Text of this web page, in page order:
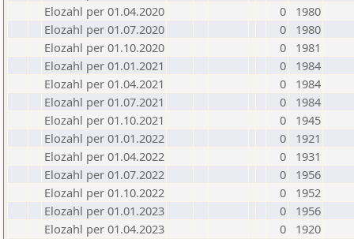
Elozahl per 01.04.2020
0
1980
Elozahl per 01.07.2020
0
1980
Elozahl per 01.10.2020
0
1981
Elozahl per 01.01.2021
0
1984
Elozahl per 01.04.2021
0
1984
Elozahl per 01.07.2021
0
1984
Elozahl per 01.10.2021
0
1945
Elozahl per 01.01.2022
0
1921
Elozahl per 01.04.2022
0
1931
Elozahl per 01.07.2022
0
1956
Elozahl per 01.10.2022
0
1952
Elozahl per 01.01.2023
0
1956
Elozahl per 01.04.2023
0
1920